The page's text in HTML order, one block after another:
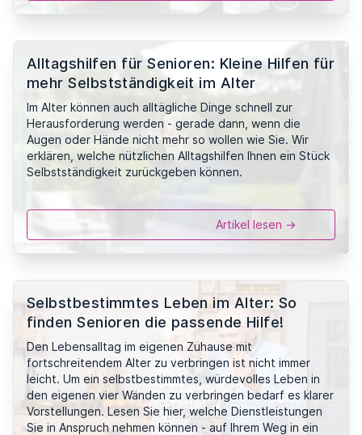
Alltagshilfen für Senioren: Kleine Hilfen für
mehr Selbstständigkeit im Alter
Im Alter können auch alltägliche Dinge schnell zur
Herausforderung werden - gerade dann, wenn die
Augen oder Hände nicht mehr so wollen wie Sie. Wir
erklären, welche nützlichen Alltagshilfen Ihnen ein Stück
Selbstständigkeit zurückgeben können.
Artikel lesen ->
Selbstbestimmtes Leben im Alter: So
finden Senioren die passende Hilfe!
Den Lebensalltag im eigenen Zuhause mit
fortschreitendem Alter zu verbringen ist nicht immer
leicht. Um ein selbstbestimmtes, würdevolles Leben in
den eigenen vier Wänden zu verbringen bedarf es klarer
Vorstellungen. Lesen Sie hier, welche Dienstleistungen
Sie in Anspruch nehmen können - auf Ihrem Weg in ein